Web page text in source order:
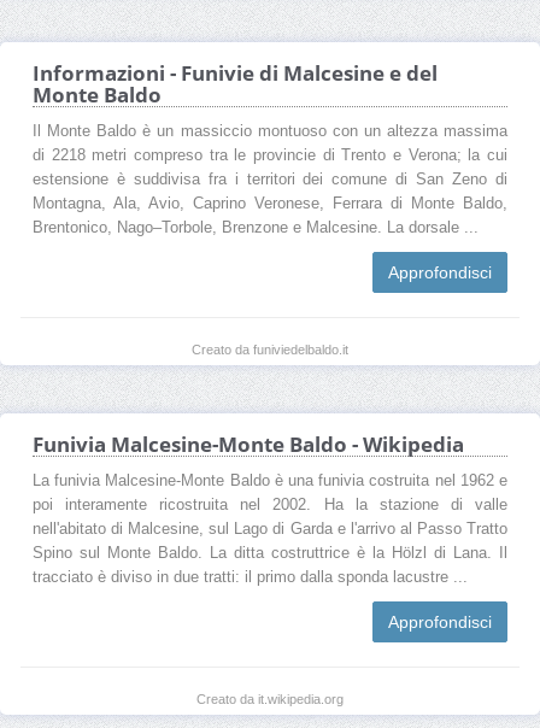
Informazioni - Funivie di Malcesine e del
Monte Baldo
Il Monte Baldo è un massiccio montuoso con un altezza massima
di 2218 metri compreso tra le provincie di Trento e Verona; la cui
estensione è suddivisa fra i territori dei comune di San Zeno di
Montagna, Ala, Avio, Caprino Veronese, Ferrara di Monte Baldo,
Brentonico, Nago–Torbole, Brenzone e Malcesine. La dorsale ...
Approfondisci
Creato da funiviedelbaldo.it
Funivia Malcesine-Monte Baldo - Wikipedia
La funivia Malcesine-Monte Baldo è una funivia costruita nel 1962 e
poi interamente ricostruita nel 2002. Ha la stazione di valle
nell'abitato di Malcesine, sul Lago di Garda e l'arrivo al Passo Tratto
Spino sul Monte Baldo. La ditta costruttrice è la Hölzl di Lana. Il
tracciato è diviso in due tratti: il primo dalla sponda lacustre ...
Approfondisci
Creato da it.wikipedia.org